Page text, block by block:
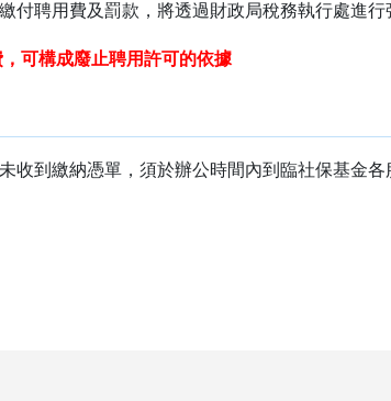
付聘用費及罰款，將透過財政局稅務執行處進行
可構成廢止聘用許可的依據
收到繳納憑單，須於辦公時間內到臨社保基金各